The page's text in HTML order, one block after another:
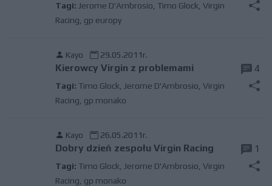
Tagi: Jerome D'Ambrosio Timo Glock Virgin
Racing gp europy
Kayo 29.05.2011r.
Kierowcy Virgin z problemami
Tagi: Timo Glock Jerome D'Ambrosio Virgin
Racing gp monako
4
Kayo 26.05.2011r.
Dobry dzień zespołu Virgin Racing
Tagi: Timo Glock Jerome D'Ambrosio Virgin
Racing gp monako
1